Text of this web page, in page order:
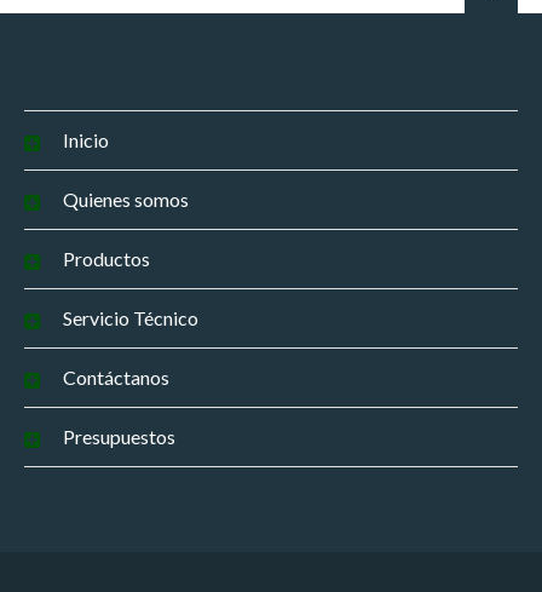
Inicio
Quienes somos
Productos
Servicio Técnico
Contáctanos
Presupuestos